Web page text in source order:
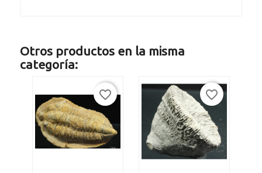
Otros productos en la misma
categoría:
favorite_border favorite_border